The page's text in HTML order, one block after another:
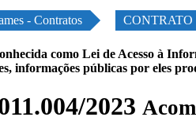
- Contratos CONTRATO
como Lei de Acesso à
informações públicas por eles
2023